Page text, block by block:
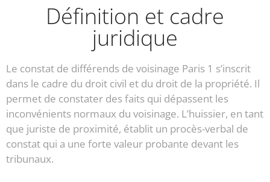
Définition et cadre
juridique
Le constat de différends de voisinage Paris 1 s’inscrit
dans le cadre du droit civil et du droit de la propriété. Il
permet de constater des faits qui dépassent les
inconvénients normaux du voisinage. L’huissier, en tant
que juriste de proximité, établit un procès-verbal de
constat qui a une forte valeur probante devant les
tribunaux.